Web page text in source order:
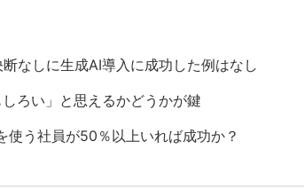
なしに生成AI導入に成功した例はなし
ろい」と思えるかどうかが鍵
使う社員が50％以上いれば成功か？